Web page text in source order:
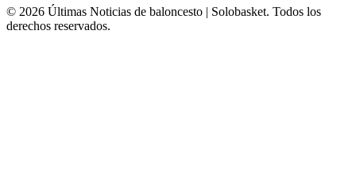
© 2026 Últimas Noticias de baloncesto | Solobasket. Todos los
derechos reservados.